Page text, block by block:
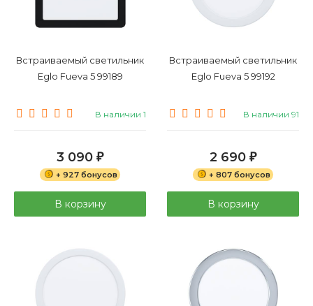
Встраиваемый светильник
Eglo Fueva 5 99189
В наличии 1
3 090 ₽
+ 927 бонусов
В корзину
Встраиваемый светильник
Eglo Fueva 5 99192
В наличии 91
2 690 ₽
+ 807 бонусов
В корзину